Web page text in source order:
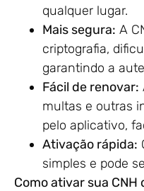
qualquer lugar.
Mais segura: A
criptografia,
garantindo a
Fácil de renovar:
multas e outras
pelo aplicativo,
Ativação rápida:
simples e pode
Como ativar sua CNH